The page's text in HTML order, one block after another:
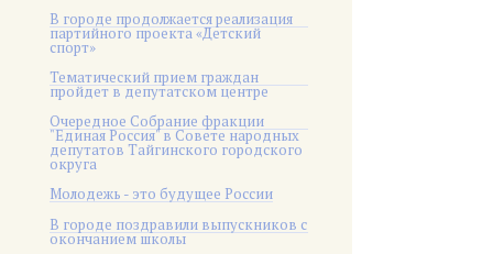
В городе продолжается реализация
партийного проекта «Детский
спорт»
Тематический прием граждан
пройдет в депутатском центре
Очередное Собрание фракции
"Единая Россия" в Совете народных
депутатов Тайгинского городского
округа
Молодежь - это будущее России
В городе поздравили выпускников с
окончанием школы